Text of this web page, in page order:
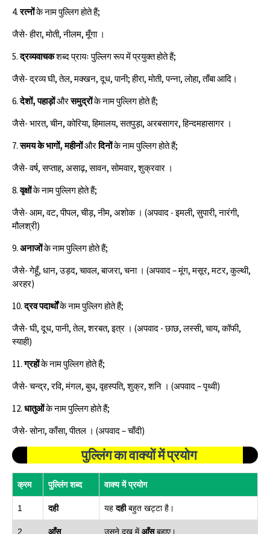
4.रत्नोंके नाम पुल्लिग होते हैं;
जैसे- हीरा, मोती, नीलम, मूँगा ।
5.द्रव्यवाचकशब्द प्रायः पुल्लिग रूप में प्रयुक्त होते हैं;
जैसे- द्रव्य घी, तेल, मक्खन, दूध, पानी; हीरा, मोती, पन्ना, लोहा, ताँबा आदि।
6.देशों, पहाड़ोंऔरसमुद्रोंके नाम पुल्लिग होते हैं;
जैसे- भारत, चीन, कोरिया, हिमालय, सतपुड़ा, अरबसागर, हिन्दमहासागर ।
7.समय के भागों, महीनोंऔरदिनोंके नाम पुल्लिग होते हैं;
जैसे- वर्ष, सप्ताह, असाढ़, सावन, सोमवार, शुक्रवार ।
8.वृक्षोंके नाम पुल्लिग होते हैं;
जैसे- आम, वट, पीपल, चीड़, नीम, अशोक । (अपवाद - इमली, सुपारी, नारंगी,
मौलश्री)
9. अनाजोंके नाम पुल्लिग होते हैं;
जैसे- गेहूँ, धान, उड़द, चावल, बाजरा, चना । (अपवाद – मूंग, मसूर, मटर, कुल्थी,
अरहर)
10.द्रव पदार्थोंके नाम पुल्लिग होते हैं;
जैसे- घी, दूध, पानी, तेल, शरबत, इत्र । (अपवाद - छाछ, लस्सी, चाय, कॉफी,
स्याही)
11.ग्रहोंके नाम पुल्लिग होते हैं;
जैसे- चन्द्र, रवि, मंगल, बुध, वृहस्पति, शुक्र, शनि । (अपवाद – पृथ्वी)
12. धातुओंके नाम पुल्लिग होते हैं;
जैसे- सोना, काँसा, पीतल । (अपवाद – चाँदी)
पुल्लिंग का वाक्‍यों में प्रयोग
क्रम पुल्लिंग शब्द वाक्य में प्रयोग
1 दही यहदहीबहुत खट्टा है।
2 आँसू उसने दुख मेंआँसूबहाए।